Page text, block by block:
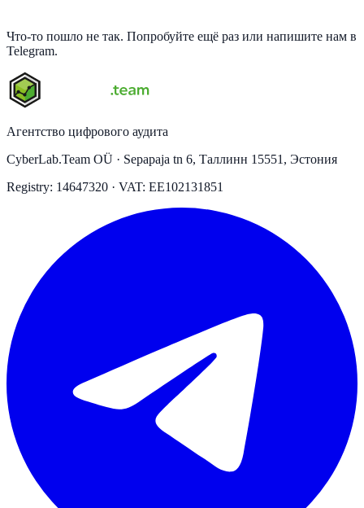
Что-то пошло не так. Попробуйте ещё раз или напишите нам в
Telegram.
Агентство цифрового аудита
CyberLab.Team OÜ · Sepapaja tn 6, Таллинн 15551, Эстония
Registry: 14647320 · VAT: EE102131851